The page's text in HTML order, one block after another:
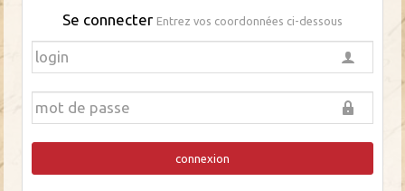
Se connecter Entrez vos coordonnées ci-dessous
connexion